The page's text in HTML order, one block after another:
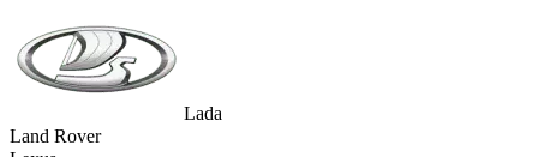
Lada
Land Rover